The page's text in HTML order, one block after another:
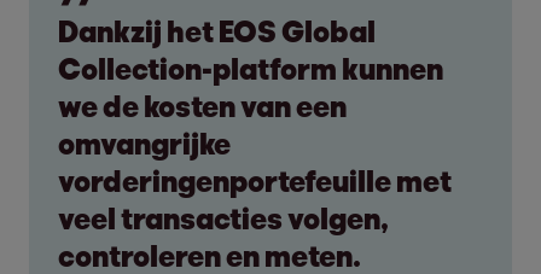
Dankzij het EOS Global
Collection-platform kunnen
we de kosten van een
omvangrijke
vorderingenportefeuille met
veel transacties volgen,
controleren en meten.